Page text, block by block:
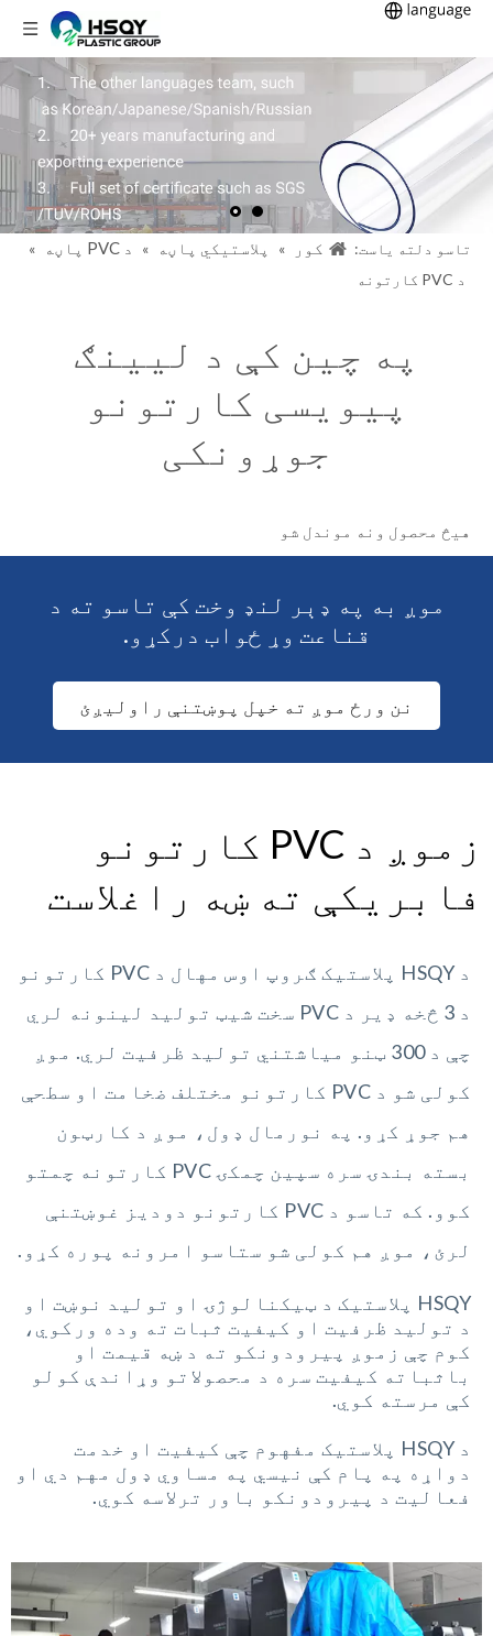
تاسو دلته یاست: کور » پلاستيکي پاڼه » د PVC پاڼه
»
د PVC کارتونه
په چین کې د لیینګ
پیویسی کارتونو
جوړونکی
هیڅ محصول ونه موندل شو
موږ به په ډېر لنډ وخت کې تاسو ته د
قناعت وړ ځواب درکړو.
نن ورځ موږ ته خپل پوښتنې راولیږئ
زموږ د PVC کارتونو
فابریکې ته ښه راغلاست
د HSQY پلاستیک ګروپ اوس مهال د PVC کارتونو
د 3 څخه ډیر د PVC سخت شیټ تولید لینونه لري
چې د 300 ټنو میاشتني تولید ظرفیت لري. موږ
کولی شو د PVC کارتونو مختلف ضخامت او سطحې
هم جوړ کړو. په نورمال ډول، موږ د کارټون
بسته بندۍ سره سپین چمکۍ PVC کارتونه چمتو
کوو. که تاسو د PVC کارتونو دودیز غوښتنې
لرئ، موږ هم کولی شو ستاسو امرونه پوره کړو.
HSQY پلاستیک د ټیکنالوژۍ او تولید نوښت او
د تولید ظرفیت او کیفیت ثبات ته وده ورکوي،
کوم چې زموږ پیرودونکو ته د ښه قیمت او
باثباته کیفیت سره د محصولاتو وړاندې کولو
کې مرسته کوي.
د HSQY پلاستیک مفهوم چې کیفیت او خدمت
دواړه په پام کې نیسي په مساوي ډول مهم دي او
فعالیت د پیرودونکو باور ترلاسه کوي.